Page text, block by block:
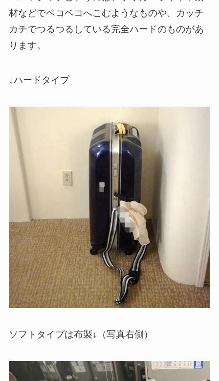
材などでベコベコへこむようなものや、カッチ
カチでつるつるしている完全ハードのものがあ
ります。
↓ハードタイプ
ソフトタイプは布製↓（写真右側）